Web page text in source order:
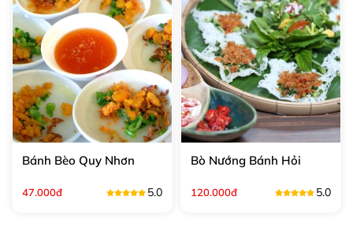
Bánh Bèo Quy Nhơn
47.000đ 5.0
Bò Nướng Bánh Hỏi
120.000đ 5.0